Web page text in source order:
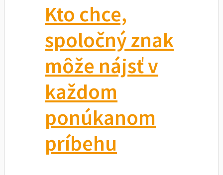
Kto chce,
spoločný znak
môže nájsť v
každom
ponúkanom
príbehu